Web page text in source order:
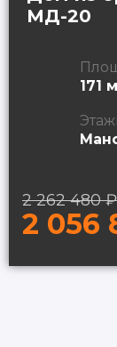
МД-20
171 м
2 262 480 ₽
2 056